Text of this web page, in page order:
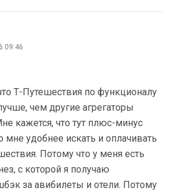
09:46
Т-Путешествия по функционалу
чем другие агрегаторы
кажется, что тут плюс-минус
мне удобнее искать и оплачивать
Потому что у меня есть
с которой я получаю
за авибилеты и отели. Потому